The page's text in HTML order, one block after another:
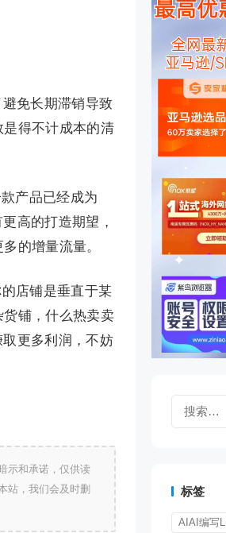
免长期滞销导致
得不计成本的清
产品已经成为
高的打造期望，
的增量流量。
店铺是垂直于某
铺，什么热卖卖
更多利润，不妨
示和承诺，仅供读
站，我们会及时删
标签
AIAI编写